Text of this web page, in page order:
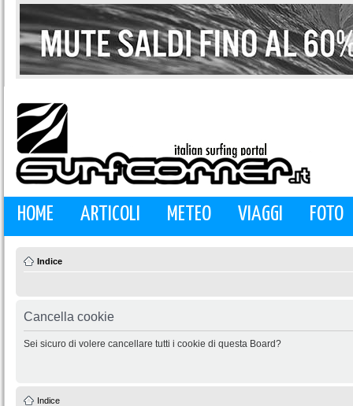
HOME ARTICOLI METEO VIAGGI FOTO
Indice
Cancella cookie
Sei sicuro di volere cancellare tutti i cookie di questa Board?
Indice